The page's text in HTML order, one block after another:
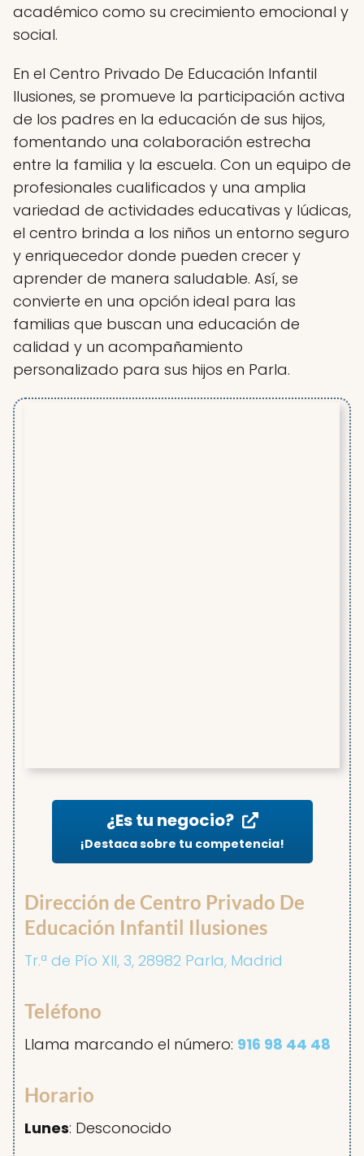
académico como su crecimiento emocional y
social.
En el Centro Privado De Educación Infantil
Ilusiones, se promueve la participación activa
de los padres en la educación de sus hijos,
fomentando una colaboración estrecha
entre la familia y la escuela. Con un equipo de
profesionales cualificados y una amplia
variedad de actividades educativas y lúdicas,
el centro brinda a los niños un entorno seguro
y enriquecedor donde pueden crecer y
aprender de manera saludable. Así, se
convierte en una opción ideal para las
familias que buscan una educación de
calidad y un acompañamiento
personalizado para sus hijos en Parla.
¿Es tu negocio?
¡Destaca sobre tu competencia!
Dirección de Centro Privado De
Educación Infantil Ilusiones
Tr.ª de Pío XII, 3, 28982 Parla, Madrid
Teléfono
Llama marcando el número: 916 98 44 48
Horario
Lunes: Desconocido